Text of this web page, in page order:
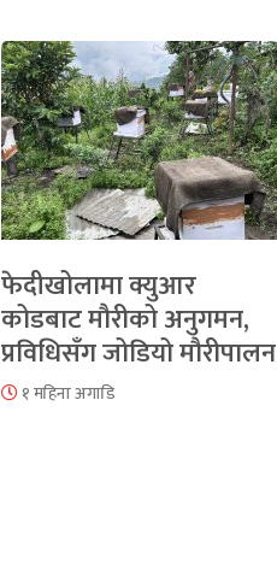
फेदीखोलामा क्युआर
कोडबाट मौरीको अनुगमन,
प्रविधिसँग जोडियो मौरीपालन
१ महिना अगाडि